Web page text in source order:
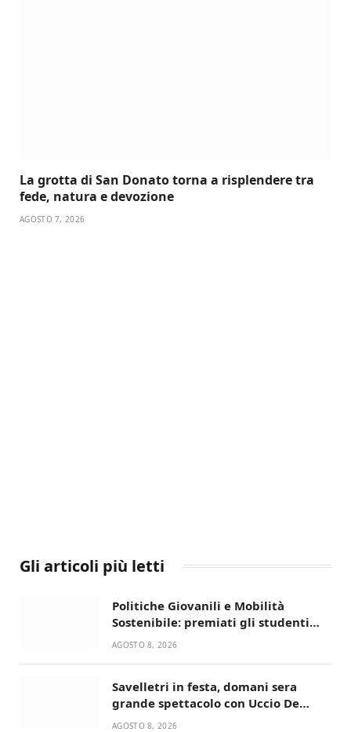
La grotta di San Donato torna a risplendere tra
fede, natura e devozione
AGOSTO 7, 2026
Gli articoli più letti
Politiche Giovanili e Mobilità
Sostenibile: premiati gli studenti
universitari del bando “La strada
AGOSTO 8, 2026
Savelletri in festa, domani sera
grande spettacolo con Uccio De
Santis
AGOSTO 8, 2026